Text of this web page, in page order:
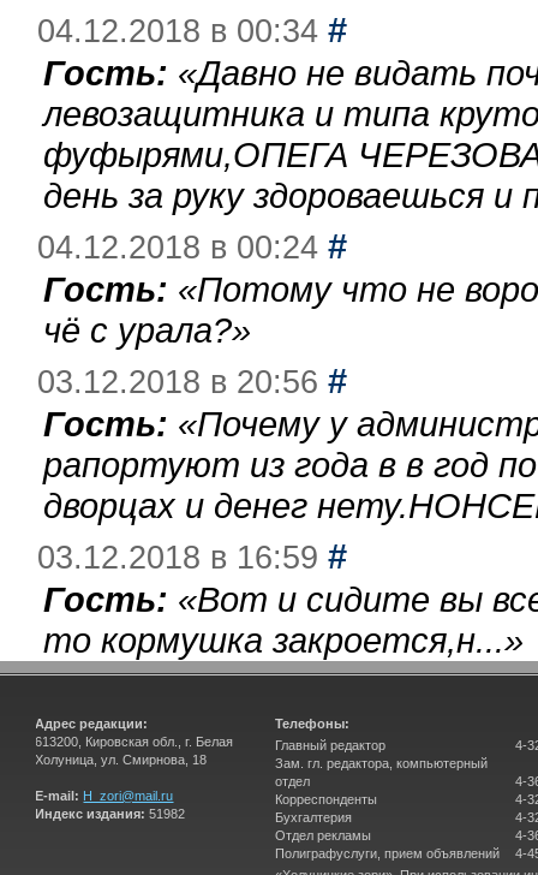
04.12.2018 в 00:34 #
Гость: «Давно не видать
левозащитника и типа
фуфырями,ОПЕГА
день за руку здороваешься
04.12.2018 в 00:24 #
Гость: «Потому что не
чё с урала?»
03.12.2018 в 20:56 #
Гость: «Почему у
рапортуют из года в в год
дворцах и денег
03.12.2018 в 16:59 #
Гость: «Вот и сидите вы
то кормушка закроется,н...»
Адрес редакции:
613200, Кировская обл., г. Белая
Холуница, ул. Смирнова, 18
E-mail: H_zori@mail.ru
Индекс издания: 51982
Телефоны:
Главный редактор
Зам. гл. редактора, компьютерный
отдел
Корреспонденты
Бухгалтерия
Отдел рекламы
Полиграфуслуги, прием объявлений
4-
4-
4-
4-
4-
4-